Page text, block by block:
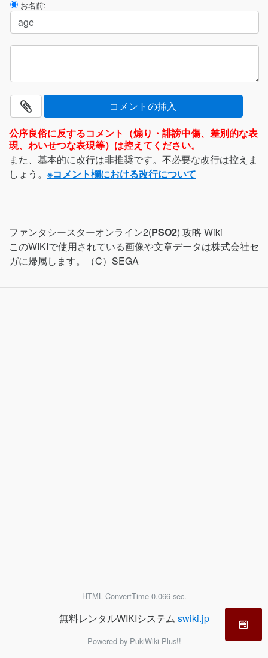
お名前:
公序良俗に反するコメント（煽り・誹謗中傷、差別的な表
現、わいせつな表現等）は控えてください。
また、基本的に改行は非推奨です。不必要な改行は控えま
しょう。 ※コメント欄における改行について
ファンタシースターオンライン2(PSO2) 攻略 Wiki
このWIKIで使用されている画像や文章データは株式会社セ
ガに帰属します。（C）SEGA
HTML ConvertTime 0.066 sec.
無料レンタルWIKIシステム swiki.jp
Powered by PukiWiki Plus!!